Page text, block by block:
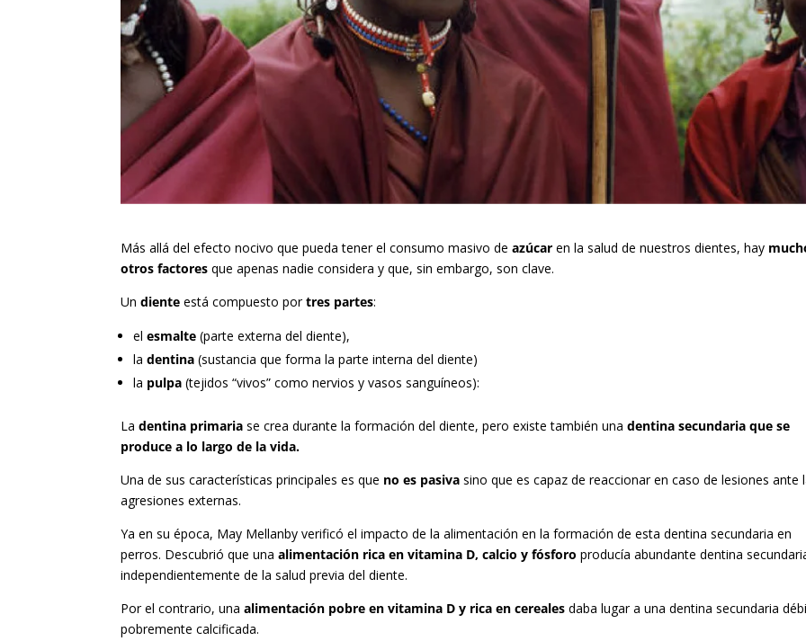
Más allá del efecto nocivo que pueda tener el consumo masivo deazúcar en la salud de nuestros dientes, hay
otros factores que apenas nadie considera y que, sin embargo, son clave.
Undiente está compuesto portres partes:
elesmalte (parte externa del diente),
ladentina (sustancia que forma la parte interna del diente)
la pulpa (tejidos “vivos” como nervios y vasos sanguíneos):
Ladentina primaria se crea durante la formación del diente, pero existe también unadentina secundaria que se
produce a lo largo de la vida.
Una de sus características principales es que no es pasiva sino que es capaz de reaccionar en caso de lesiones ante
agresiones externas.
Ya en su época, May Mellanby verificó el impacto de la alimentación en la formación de esta dentina secundaria en
perros. Descubrió que unaalimentación rica en vitamina D, calcio y fósforo producía abundante dentina
independientemente de la salud previa del diente.
Por el contrario, unaalimentación pobre en vitamina D y rica en cereales daba lugar a una dentina secundaria
pobremente calcificada.